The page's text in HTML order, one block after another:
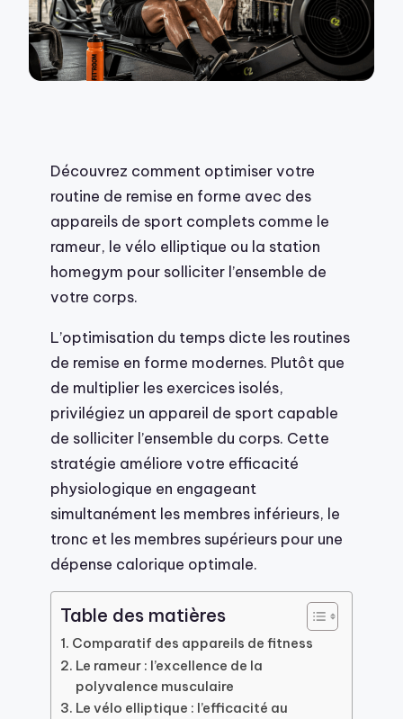
Découvrez comment optimiser votre
routine de remise en forme avec des
appareils de sport complets comme le
rameur, le vélo elliptique ou la station
homegym pour solliciter l’ensemble de
votre corps.
L’optimisation du temps dicte les routines
de remise en forme modernes. Plutôt que
de multiplier les exercices isolés,
privilégiez un appareil de sport capable
de solliciter l’ensemble du corps. Cette
stratégie améliore votre efficacité
physiologique en engageant
simultanément les membres inférieurs, le
tronc et les membres supérieurs pour une
dépense calorique optimale.
Table des matières
Comparatif des appareils de fitness
Le rameur : l’excellence de la
polyvalence musculaire
Le vélo elliptique : l’efficacité au